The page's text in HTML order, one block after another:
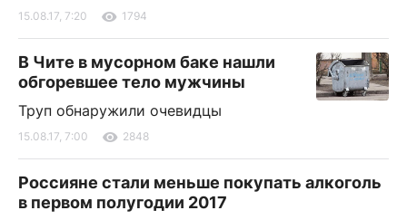
15.08.17, 7:20 1794
В Чите в мусорном баке нашли
обгоревшее тело мужчины
Труп обнаружили очевидцы
15.08.17, 7:00 2848
Россияне стали меньше покупать алкоголь
в первом полугодии 2017